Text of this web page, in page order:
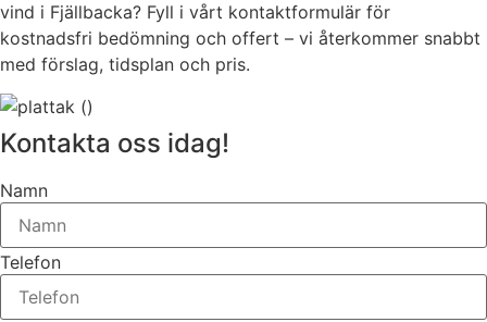
vind i Fjällbacka? Fyll i vårt kontaktformulär för
kostnadsfri bedömning och offert – vi återkommer snabbt
med förslag, tidsplan och pris.
Kontakta oss idag!
Namn
Telefon